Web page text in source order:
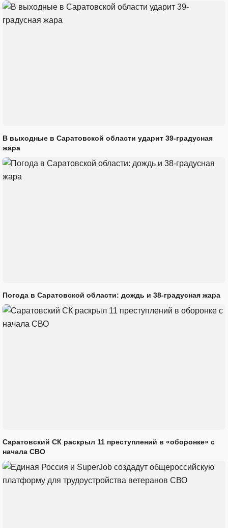
В выходные в Саратовской области ударит 39-градусная
жара
Погода в Саратовской области: дождь и 38-градусная жара
Саратовский СК раскрыл 11 преступлений в «оборонке» с
начала СВО